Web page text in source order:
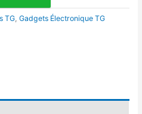
TG ,Gadgets Électronique TG